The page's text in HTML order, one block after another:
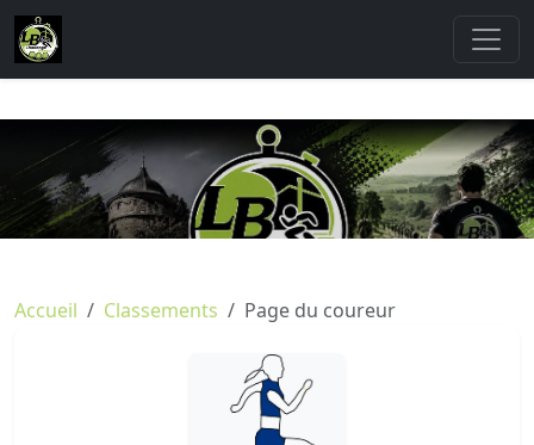
Accueil Classements Page du coureur